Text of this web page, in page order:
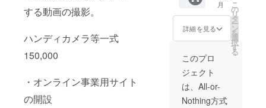
する動画の撮影。
ハンディカメラ等一式
150,000
・オンライン事業用サイト
の開設
スさせ
ていた
だきま
イシャ
ル＋
ヘッド
有効期
限
2021年
4月1
日〜
2021年
6月末日
迄 御予
月
詳細を見る
こ
の
リ
タ
ー
ン
を
選
択
す
る
このプロ
ジェクト
は、All-or-
Nothing方式